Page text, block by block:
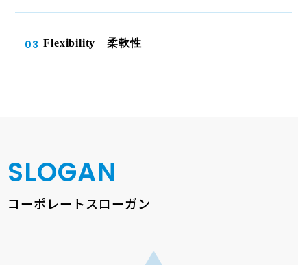
03 Flexibility 柔軟性
SLOGAN
コーポレートスローガン